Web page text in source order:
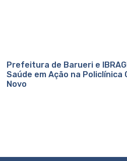
Prefeitura de Barueri e
Saúde em Ação na
Novo